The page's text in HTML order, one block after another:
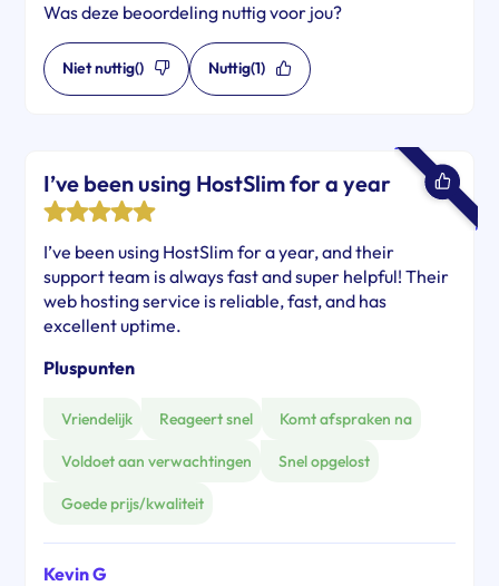
Was deze beoordeling nuttig voor jou?
Niet nuttig() Nuttig(1)
I’ve been using HostSlim for a year
I’ve been using HostSlim for a year, and their
support team is always fast and super helpful! Their
web hosting service is reliable, fast, and has
excellent uptime.
Pluspunten
Vriendelijk Reageert snel Komt afspraken na
Voldoet aan verwachtingen Snel opgelost
Goede prijs/kwaliteit
Kevin G